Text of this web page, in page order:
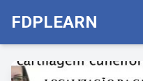
FDPLEARN